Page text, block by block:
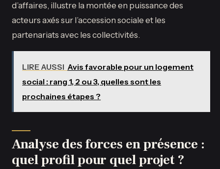
d’affaires, illustre la montée en puissance des
acteurs axés sur l’accession sociale et les
partenariats avec les collectivités.
LIRE AUSSI Avis favorable pour un logement
social : rang 1, 2 ou 3, quelles sont les
prochaines étapes ?
Analyse des forces en présence :
quel profil pour quel projet ?